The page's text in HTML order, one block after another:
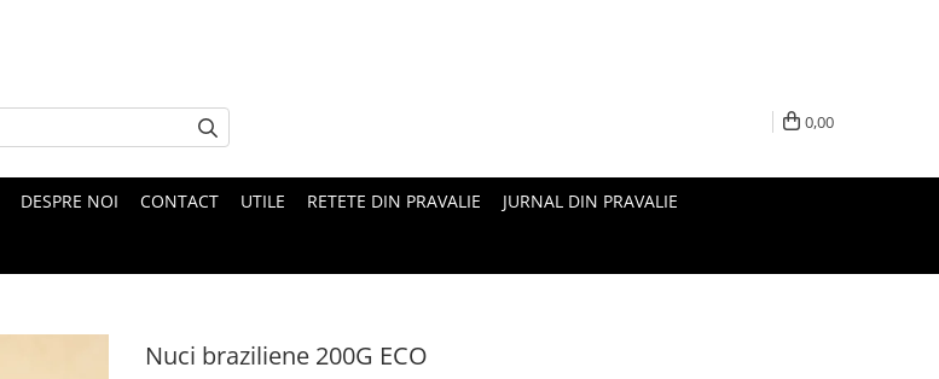
0,00
DESPRE NOI CONTACT UTILE RETETE DIN PRAVALIE JURNAL DIN PRAVALIE
Nuci braziliene 200G ECO